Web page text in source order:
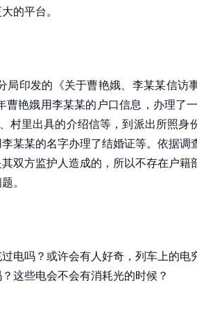
的平台。
局印发的《关于曹艳娥、李某某信访
曹艳娥用李某某的户口信息，办理了
村里出具的介绍信等，到派出所照身
某某的名字办理了结婚证等。依据调
双方监护人造成的，所以不存在户籍
。
电吗？或许会有人好奇，列车上的电
这些电会不会有消耗光的时候？